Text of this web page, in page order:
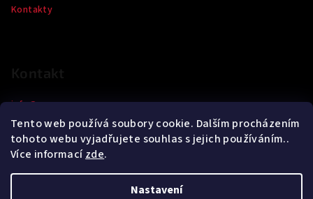
Tento web používá soubory cookie. Dalším procházením
tohoto webu vyjadřujete souhlas s jejich používáním..
Více informacízde.
Nastavení
Kontakty
info@eneos.cz
+420 543 255 060
+420 777 255 060